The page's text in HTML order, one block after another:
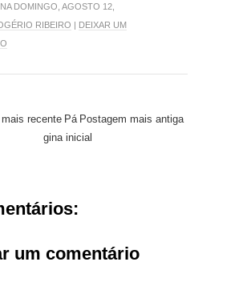
DOMINGO, AGOSTO 12,
RIBEIRO | DEIXAR UM
recente Postagem mais antiga
Pá
gina inicial
um comentário